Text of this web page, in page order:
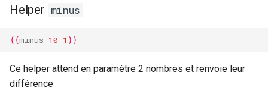
Helper minus
{{minus 10 1 }}
Ce helper attend en paramètre 2 nombres et renvoie leur
différence